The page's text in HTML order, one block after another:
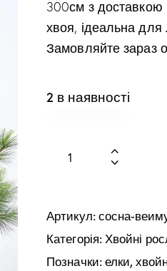
300см з доставкою
хвоя, ідеальна
Замовляйте зараз
2 в наявності
Артикул:сосна-
Категорія:Хвойні
Позначки:елки,